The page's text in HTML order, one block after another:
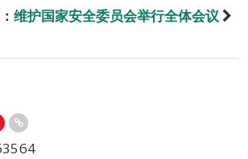
维护国家安全委员会举行全体会议